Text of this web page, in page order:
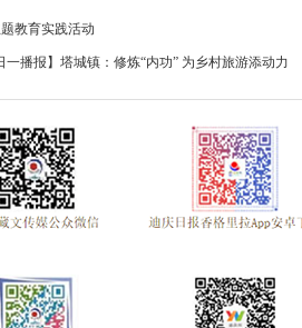
教育实践活动
一播报】塔城镇：修炼“内功” 为乡村旅游添动力